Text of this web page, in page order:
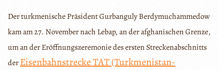
Der turkmenische Präsident Gurbanguly Berdymuchammedow
kam am 27. November nach Lebap, an der afghanischen Grenze,
um an der Eröffnungszeremonie des ersten Streckenabschnitts
derEisenbahnstrecke TAT (Turkmenistan-